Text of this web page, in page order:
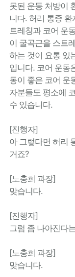
못된 운동 처방이
니다. 허리 통증
트레칭과 코어 운
이 굴곡근을 스트
하는 것이 요통 있
입니다. 코어 운동
동이 좋은 코어 운
자분들도 평소에
수 있습니다.
[진행자]
아 그렇다면 허리
거죠?
[노충희 과장]
맞습니다.
[진행자]
그럼 좀 나아진다
[노충희 과장]
맞습니다.